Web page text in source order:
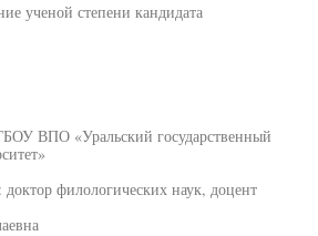
ученой степени кандидата
ВПО «Уральский государственный
филологических наук, доцент